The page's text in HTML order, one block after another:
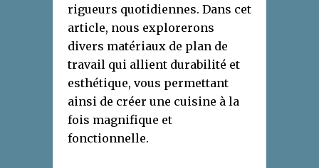
rigueurs quotidiennes. Dans cet
article, nous explorerons
divers matériaux de plan de
travail qui allient durabilité et
esthétique, vous permettant
ainsi de créer une cuisine à la
fois magnifique et
fonctionnelle.